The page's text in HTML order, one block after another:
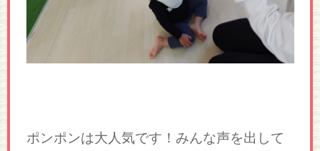
ポンポンは大人気です！みんな声を出して